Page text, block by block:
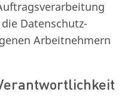
Datenschutz-
Arbeitnehmern